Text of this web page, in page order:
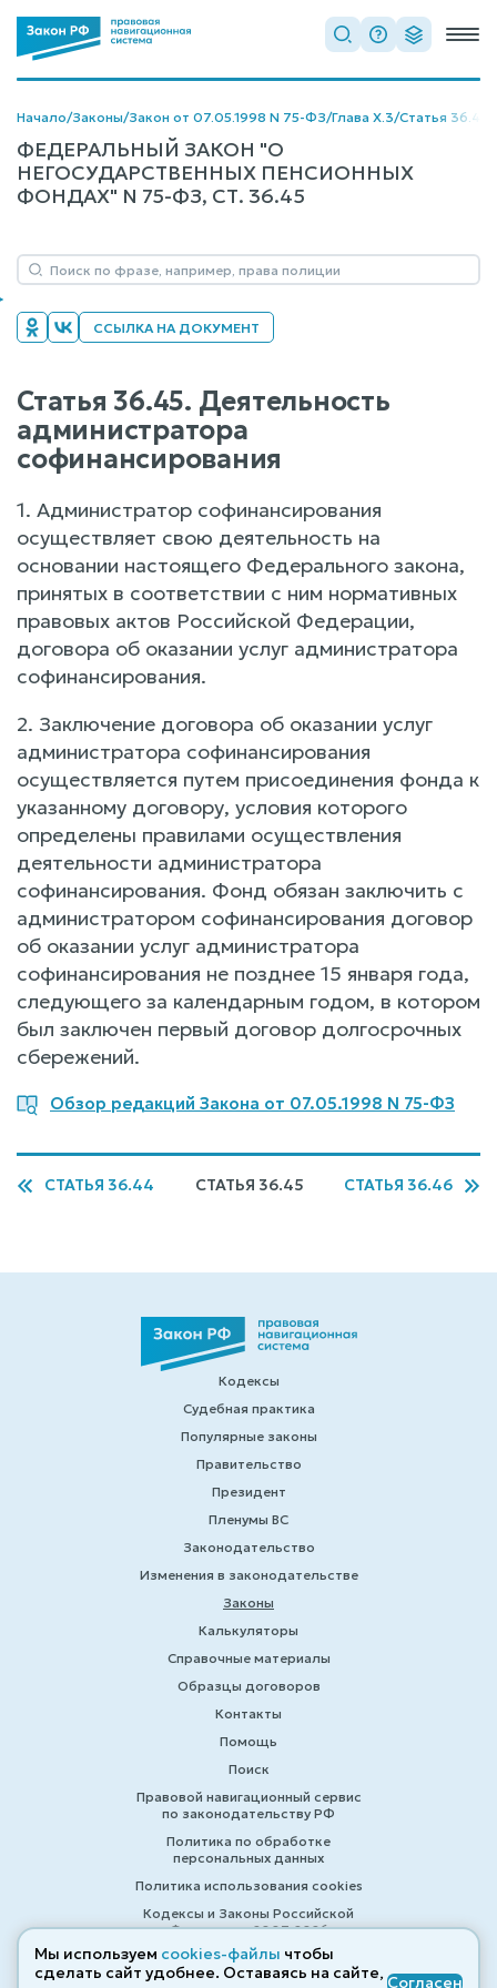
Начало/Законы/Закон от 07.05.1998 N 75-ФЗ/Глава X.3/Статья 36.45
ФЕДЕРАЛЬНЫЙ ЗАКОН "О
НЕГОСУДАРСТВЕННЫХ ПЕНСИОННЫХ
ФОНДАХ" N 75-ФЗ, СТ. 36.45
ССЫЛКА НА ДОКУМЕНТ
Статья 36.45. Деятельность
администратора
софинансирования
1. Администратор софинансирования
осуществляет свою деятельность на
основании настоящего Федерального закона,
принятых в соответствии с ним нормативных
правовых актов Российской Федерации,
договора об оказании услуг администратора
софинансирования.
2. Заключение договора об оказании услуг
администратора софинансирования
осуществляется путем присоединения фонда к
указанному договору, условия которого
определены правилами осуществления
деятельности администратора
софинансирования. Фонд обязан заключить с
администратором софинансирования договор
об оказании услуг администратора
софинансирования не позднее 15 января года,
следующего за календарным годом, в котором
был заключен первый договор долгосрочных
сбережений.
Обзор редакций Закона от 07.05.1998 N 75-ФЗ
СТАТЬЯ 36.44 СТАТЬЯ 36.45 СТАТЬЯ 36.46
Кодексы
Судебная практика
Популярные законы
Правительство
Президент
Пленумы ВС
Законодательство
Изменения в законодательстве
Законы
Калькуляторы
Справочные материалы
Образцы договоров
Контакты
Помощь
Поиск
Правовой навигационный сервис
по законодательству РФ
Политика по обработке
персональных данных
Политика использования cookies
Кодексы и Законы Российской
Федерации 2007-2026
Мы используем cookies-файлы чтобы
сделать сайт удобнее. Оставаясь на сайте, Согласен